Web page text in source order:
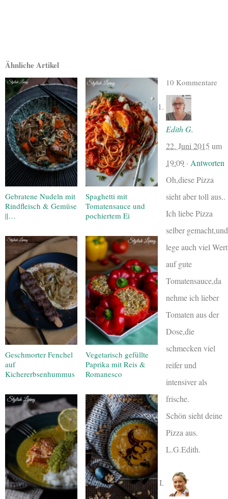
Ähnliche Artikel
Gebratene Nudeln mit
Rindfleisch & Gemüse
||…
Spaghetti mit
Tomatensauce und
pochiertem Ei
Geschmorter Fenchel
auf
Kichererbsenhummus
Vegetarisch gefüllte
Paprika mit Reis &
Romanesco
10 Kommentare
Edith G.
22. Juni 2015 um
19:09 · Antworten
Oh,diese Pizza
sieht aber toll aus..
Ich liebe Pizza
selber gemacht,und
lege auch viel Wert
auf gute
Tomatensauce,da
nehme ich lieber
Tomaten aus der
Dose,die
schmecken viel
reifer und
intensiver als
frische.
Schön sieht deine
Pizza aus.
L.G.Edith.